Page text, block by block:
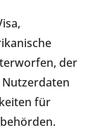
der
für